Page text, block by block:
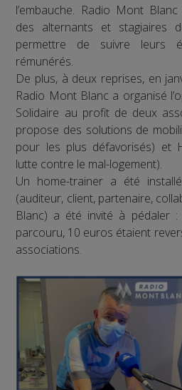
l’embauche. Radio Mont
des alternants et stagiaires
permettre de suivre leurs
rémunérés.
De plus, à deux reprises, en
Radio Mont Blanc a organisé
Solidaire au profit de deux
propose des solutions de
pour les plus défavorisés) et
lutte contre le mal-logement).
Un home-trainer a été
(auditeur, client, partenaire,
Blanc) a été invité à pédaler
parcouru, 10 euros étaient
associations.